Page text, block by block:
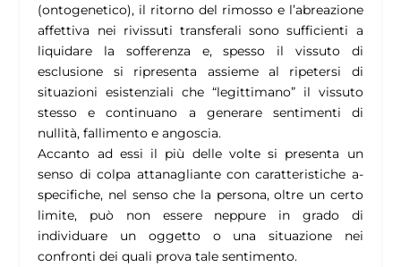
(ontogenetico), il ritorno del rimosso e l’abreazione
affettiva nei rivissuti transferali sono sufficienti a
liquidare la sofferenza e, spesso il vissuto di
esclusione si ripresenta assieme al ripetersi di
situazioni esistenziali che “legittimano” il vissuto
stesso e continuano a generare sentimenti di
nullità, fallimento e angoscia.
Accanto ad essi il più delle volte si presenta un
senso di colpa attanagliante con caratteristiche a-
specifiche, nel senso che la persona, oltre un certo
limite, può non essere neppure in grado di
individuare un oggetto o una situazione nei
confronti dei quali prova tale sentimento.